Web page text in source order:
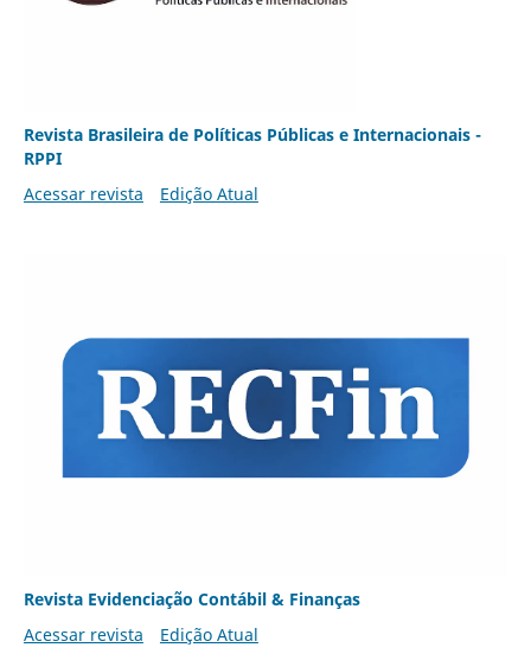
Revista Brasileira de Políticas Públicas e Internacionais -
RPPI
Acessar revista
Edição Atual
Revista Evidenciação Contábil & Finanças
Acessar revista
Edição Atual